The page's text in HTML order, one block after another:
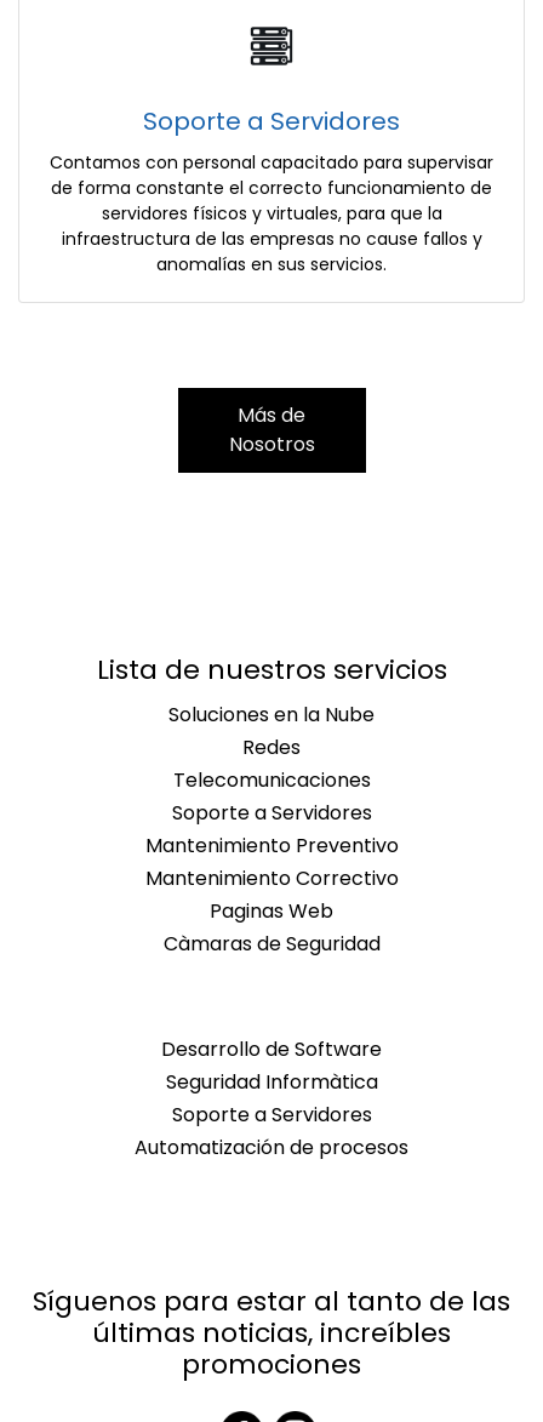
Soporte a Servidores
Contamos con personal capacitado para supervisar
de forma constante el correcto funcionamiento de
servidores físicos y virtuales, para que la
infraestructura de las empresas no cause fallos y
anomalías en sus servicios.
Más de
Nosotros
Lista de nuestros servicios
Soluciones en la Nube
Redes
Telecomunicaciones
Soporte a Servidores
Mantenimiento Preventivo
Mantenimiento Correctivo
Paginas Web
Càmaras de Seguridad
Desarrollo de Software
Seguridad Informàtica
Soporte a Servidores
Automatización de procesos
Síguenos para estar al tanto de las
últimas noticias, increíbles
promociones